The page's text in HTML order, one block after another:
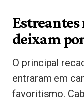
Estreantes
deixam
O principal
entraram em
favoritismo.